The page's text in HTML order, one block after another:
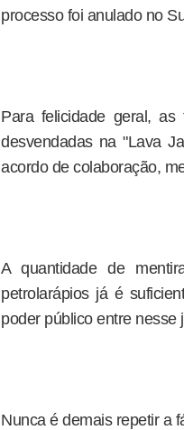
processo foi anulado no
Para felicidade geral,
desvendadas na "Lava
acordo de colaboração,
A quantidade de
petrolarápios já é
poder público entre nesse
Nunca é demais repetir a